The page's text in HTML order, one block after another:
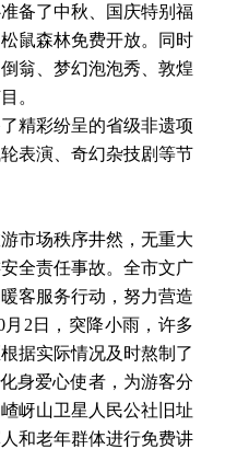
了中秋、国庆特别福
鼠森林免费开放。同时
翁、梦幻泡泡秀、敦煌
。
彩纷呈的省级非遗项
表演、奇幻杂技剧等节
场秩序井然，无重大
全责任事故。全市文广
客服务行动，努力营造
2日，突降小雨，许多
据实际情况及时熬制了
身爱心使者，为游客分
岈山卫星人民公社旧址
和老年群体进行免费讲